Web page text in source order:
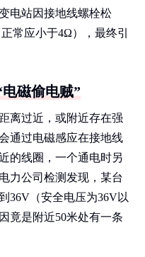
电站因接地线螺栓松
常应小于4Ω），最终引
磁偷电贼”
离过近，或附近存在强
通过电磁感应在接地线
的线圈，一个通电时另
力公司检测发现，某台
36V（安全电压为36V以
竟是附近50米处有一条